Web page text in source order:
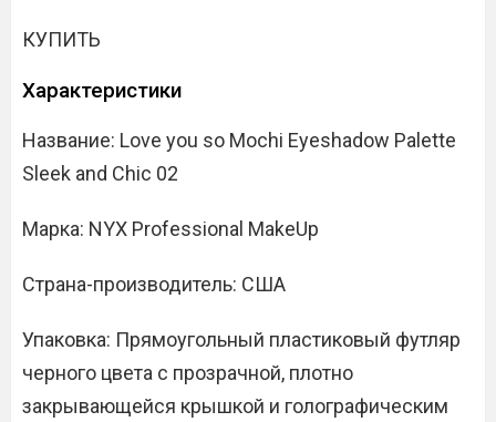
КУПИТЬ
Характеристики
Название: Love you so Mochi Eyeshadow Palette
Sleek and Chic 02
Марка: NYX Professional MakeUp
Страна-производитель: США
Упаковка: Прямоугольный пластиковый футляр
черного цвета с прозрачной, плотно
закрывающейся крышкой и голографическим